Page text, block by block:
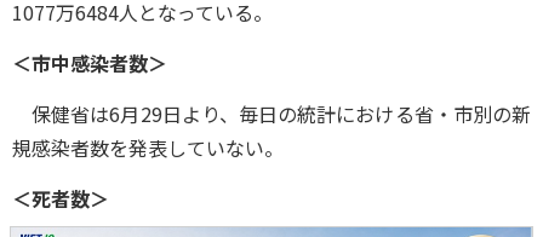
1077万6484人となっている。
＜市中感染者数＞
保健省は6月29日より、毎日の統計における省・市別の新
規感染者数を発表していない。
＜死者数＞